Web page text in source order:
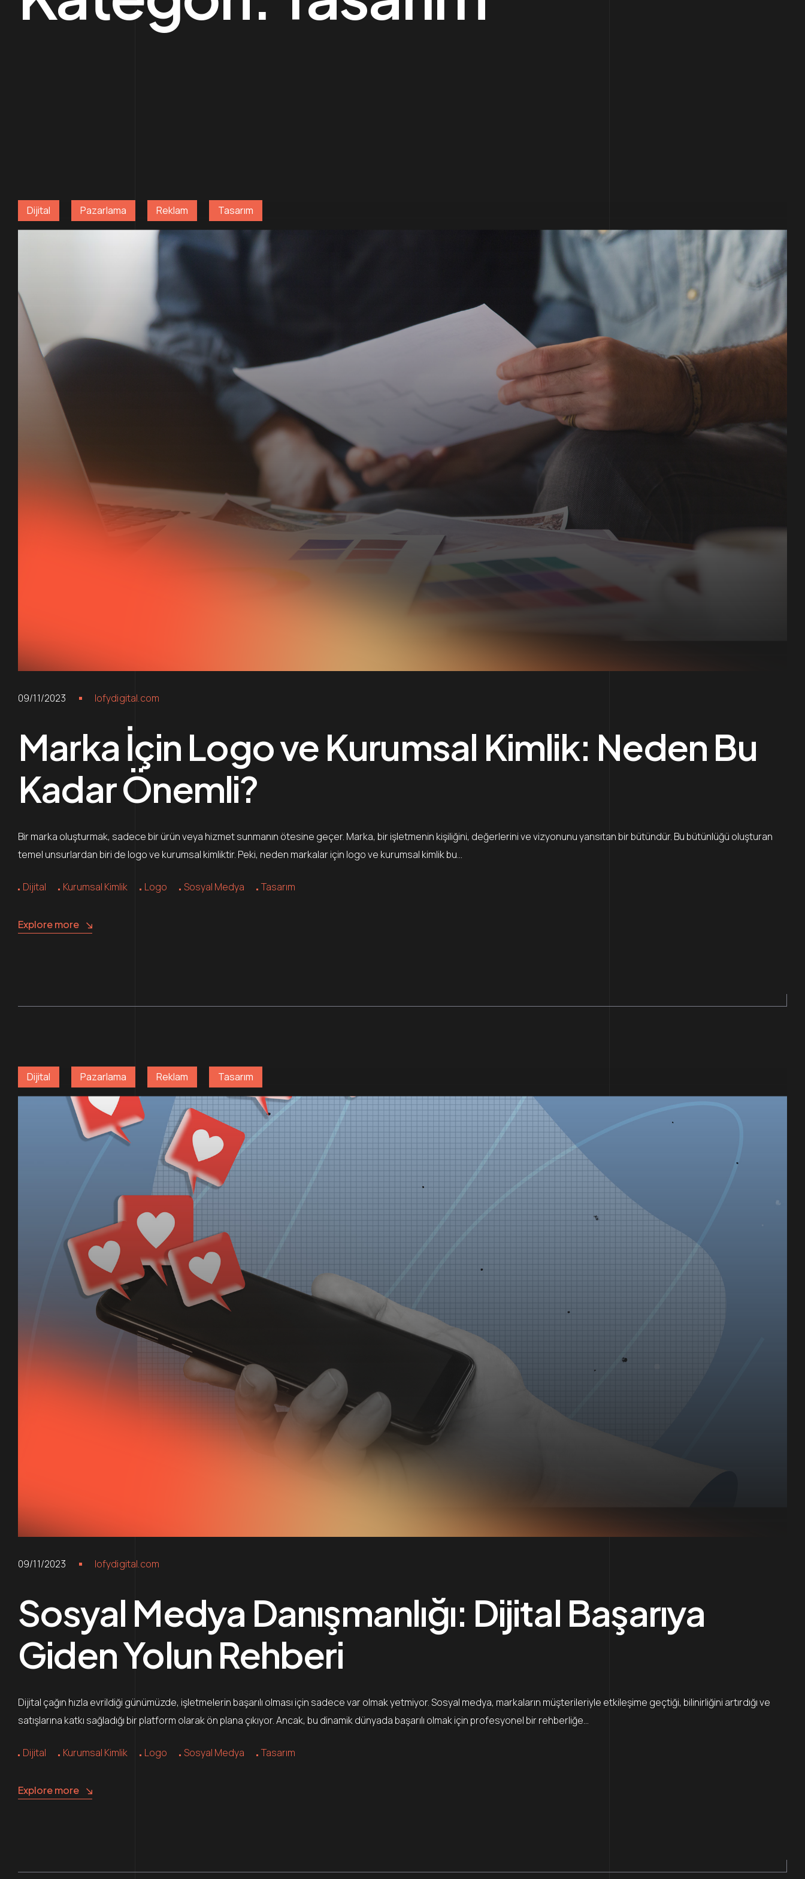
Dijital Pazarlama Reklam Tasarım
09/11/2023 lofydigital.com
Marka İçin Logo ve Kurumsal Kimlik: Neden Bu
Kadar Önemli?
Bir marka oluşturmak, sadece bir ürün veya hizmet sunmanın ötesine geçer. Marka, bir işletmenin kişiliğini, değerlerini ve vizyonunu yansıtan bir bütündür. Bu bütünlüğü oluşturan
temel unsurlardan biri de logo ve kurumsal kimliktir. Peki, neden markalar için logo ve kurumsal kimlik bu…
Dijital Kurumsal Kimlik Logo Sosyal Medya Tasarım
Explore more
Dijital Pazarlama Reklam Tasarım
09/11/2023 lofydigital.com
Sosyal Medya Danışmanlığı: Dijital Başarıya
Giden Yolun Rehberi
Dijital çağın hızla evrildiği günümüzde, işletmelerin başarılı olması için sadece var olmak yetmiyor. Sosyal medya, markaların müşterileriyle etkileşime geçtiği, bilinirliğini artırdığı ve
satışlarına katkı sağladığı bir platform olarak ön plana çıkıyor. Ancak, bu dinamik dünyada başarılı olmak için profesyonel bir rehberliğe…
Dijital Kurumsal Kimlik Logo Sosyal Medya Tasarım
Explore more